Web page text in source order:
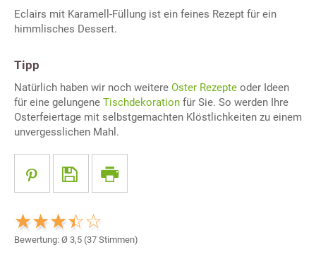
Eclairs mit Karamell-Füllung ist ein feines Rezept für ein
himmlisches Dessert.
Tipp
Natürlich haben wir noch weitere Oster Rezepte oder Ideen
für eine gelungene Tischdekoration für Sie. So werden Ihre
Osterfeiertage mit selbstgemachten Klöstlichkeiten zu einem
unvergesslichen Mahl.
Bewertung: Ø 3,5 (37 Stimmen)